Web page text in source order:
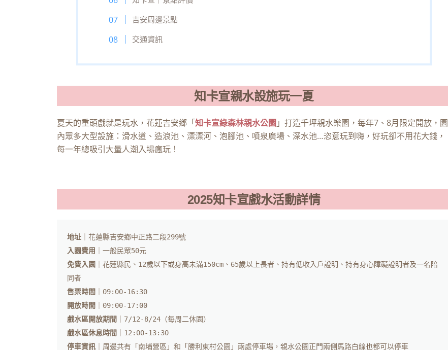
吉安周邊景點
交通資訊
知卡宣親水設施玩一夏
夏天的重頭戲就是玩水，花蓮吉安鄉「知卡宣綠森林親水公園 」打造千坪親水樂園，每年7、8月限定開放，園
內眾多大型設施：滑水道、造浪池、漂漂河、泡腳池、噴泉廣場、深水池…恣意玩到嗨，好玩卻不用花大錢，
每一年總吸引大量人潮入場瘋玩！
2025知卡宣戲水活動詳情
地址 ｜花蓮縣吉安鄉中正路二段299號
入園費用
免費入園
｜花蓮縣民、12歲以下或身高未滿150cm、65歲以上長者、持有低收入戶證明、持有身心障礙證明者及一名陪
售票時間
開放時間
戲水區開放期間
戲水區休息時間
停車資訊 ｜周邊共有「南埔營區」和「勝利東村公園」兩處停車場，親水公園正門兩側馬路白線也都可以停車